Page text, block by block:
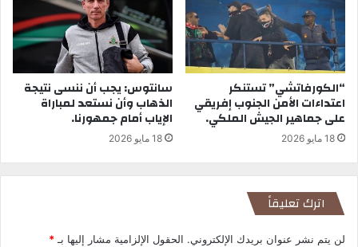
“الكورفاتشي” تستنكر
اعتداءات الأمن الجنوب إفريقي
على جماهير الجيش الملكي.
18 مايو 2026
سانتوس: يجب أن ننسى نتيجة
الذهاب وأن نستعد لمباراة
الإياب أمام جمهورنا.
18 مايو 2026
اترك تعليقاً
لن يتم نشر عنوان بريدك الإلكتروني. الحقول الإلزامية مشار إليها بـ *